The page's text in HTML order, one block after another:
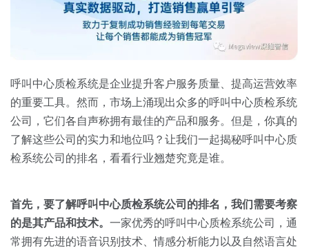
教育
房地产
金融
按角色
销售人员
销售管理
资源中心
全部
白皮书
关于我们
预约演示
呼叫中心质检系统是企业提升客户服务质量、提高运营效率
的重要工具。然而，市场上涌现出众多的呼叫中心质检系统
公司，它们各自声称拥有最佳的产品和服务。但是，你真的
了解这些公司的实力和地位吗？让我们一起揭秘呼叫中心质
检系统公司的排名，看看行业翘楚究竟是谁。
首先，要了解呼叫中心质检系统公司的排名，我们需要考察
的是其产品和技术。 一家优秀的呼叫中心质检系统公司，通
常拥有先进的语音识别技术、情感分析能力以及自然语言处